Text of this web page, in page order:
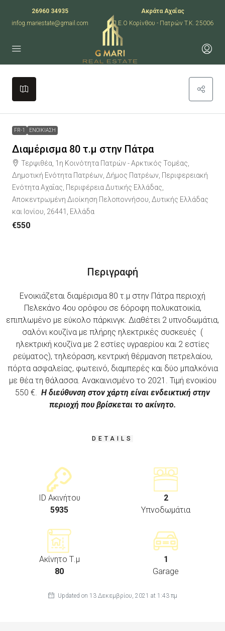
26960 34935
infog.mariestate@gmail.com
Ακράτα Αχαΐας
Π.Ε.Ο Κορίνθου - Πατρών T.K. 25006
+
Leaflet|
FR-1 ΕΝΟΙΚΙΑΣΗ
Διαμέρισμα 80 τ.μ στην Πάτρα
Τερψιθέα, 1η Κοινότητα Πατρών - Αρκτικός Τομέας,
Δημοτική Ενότητα Πατρέων, Δήμος Πατρέων, Περιφερειακή
Ενότητα Αχαΐας, Περιφέρεια Δυτικής Ελλάδας,
Αποκεντρωμένη Διοίκηση Πελοποννήσου, Δυτικής Ελλάδας
και Ιονίου, 26441, Ελλάδα
€550
Περιγραφή
Ενοικιάζεται διαμέρισμα 80 τ.μ στην Πάτρα περιοχή
Πελεκάνο 4ου ορόφου σε 6όροφη πολυκατοικία,
επιπλωμένο με εύκολο πάρκινγκ. Διαθέτει 2 υπνοδωμάτια,
σαλόνι κουζίνα με πλήρης ηλεκτρικές συσκευές (
ηλεκτρική κουζίνα με 2 εστίες υγραερίου και 2 εστίες
ρεύματος), τηλεόραση, κεντρική θέρμανση πετρελαίου,
πόρτα ασφαλείας, φωτεινό, διαμπερές και δύο μπαλκόνια
με θέα τη θάλασσα. Ανακαινισμένο το 2021. Τιμή ενοικίου
550 €. Η διεύθυνση στον χάρτη είναι ενδεικτική στην
περιοχή που βρίσκεται το ακίνητο.
DETAILS
ID Ακινήτου
5935
2
Υπνοδωμάτια
Ακίνητο Τ.μ
80
1
Garage
Updated on 13 Δεκεμβρίου, 2021 at 1:43 πμ